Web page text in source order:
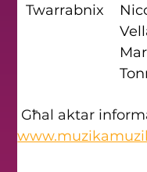
Twarrabnix
Għal aktar